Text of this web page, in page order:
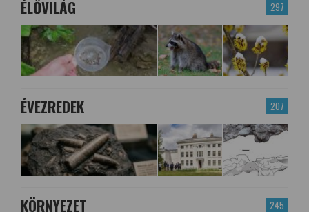
297
ÉLŐVILÁG
207
ÉVEZREDEK
245
KÖRNYEZET